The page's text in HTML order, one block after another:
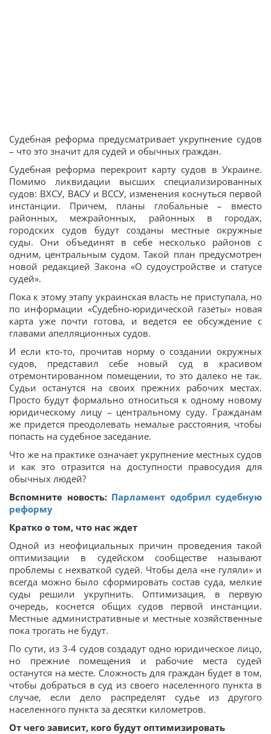
Судебная реформа предусматривает укрупнение судов
– что это значит для судей и обычных граждан.
Судебная реформа перекроит карту судов в Украине.
Помимо ликвидации высших специализированных
судов: ВХСУ, ВАСУ и ВССУ, изменения коснуться первой
инстанции. Причем, планы глобальные – вместо
районных, межрайонных, районных в городах,
городских судов будут созданы местные окружные
суды. Они объединят в себе несколько районов с
одним, центральным судом. Такой план предусмотрен
новой редакцией Закона «О судоустройстве и статусе
судей».
Пока к этому этапу украинская власть не приступала, но
по информации «Судебно-юридической газеты» новая
карта уже почти готова, и ведется ее обсуждение с
главами апелляционных судов.
И если кто-то, прочитав норму о создании окружных
судов, представил себе новый суд в красивом
отремонтированном помещении, то это далеко не так.
Судьи останутся на своих прежних рабочих местах.
Просто будут формально относиться к одному новому
юридическому лицу – центральному суду. Гражданам
же придется преодолевать немалые расстояния, чтобы
попасть на судебное заседание.
Что же на практике означает укрупнение местных судов
и как это отразится на доступности правосудия для
обычных людей?
Вспомните новость: Парламент одобрил судебную
реформу
Кратко о том, что нас ждет
Одной из неофициальных причин проведения такой
оптимизации в судейском сообществе называют
проблемы с нехваткой судей. Чтобы дела «не гуляли» и
всегда можно было сформировать состав суда, мелкие
суды решили укрупнить. Оптимизация, в первую
очередь, коснется общих судов первой инстанции.
Местные административные и местные хозяйственные
пока трогать не будут.
По сути, из 3-4 судов создадут одно юридическое лицо,
но прежние помещения и рабочие места судей
останутся на месте. Сложность для граждан будет в том,
чтобы добраться в суд из своего населенного пункта в
случае, если дело распределят судье из другого
населенного пункта за десятки километров.
От чего зависит, кого будут оптимизировать